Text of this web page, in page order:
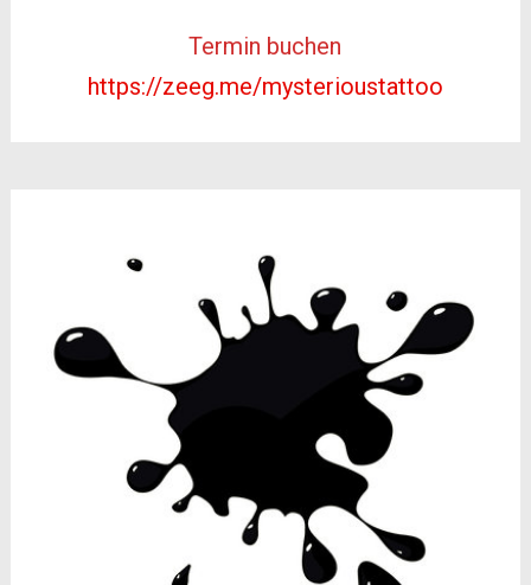
Termin buchen
https://zeeg.me/mysterioustattoo